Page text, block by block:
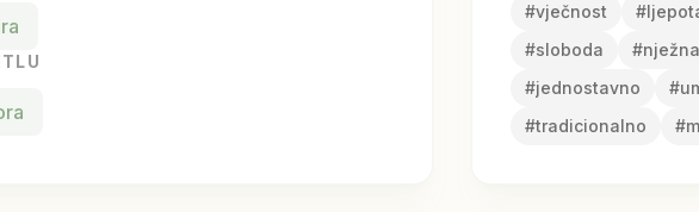
#vječnost #
#sloboda #nježna
#jednostavno #
#tradicionalno #